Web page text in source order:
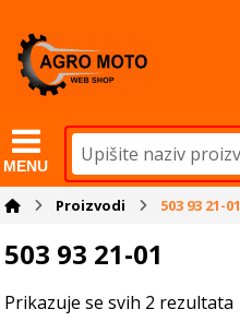
MENU
Proizvodi 503 93 21-01
503 93 21-01
Prikazuje se svih 2 rezultata